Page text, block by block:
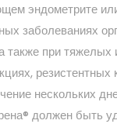
эндометрите
заболеваниях
также при тяжелых
резистентных
нескольких
должен быть